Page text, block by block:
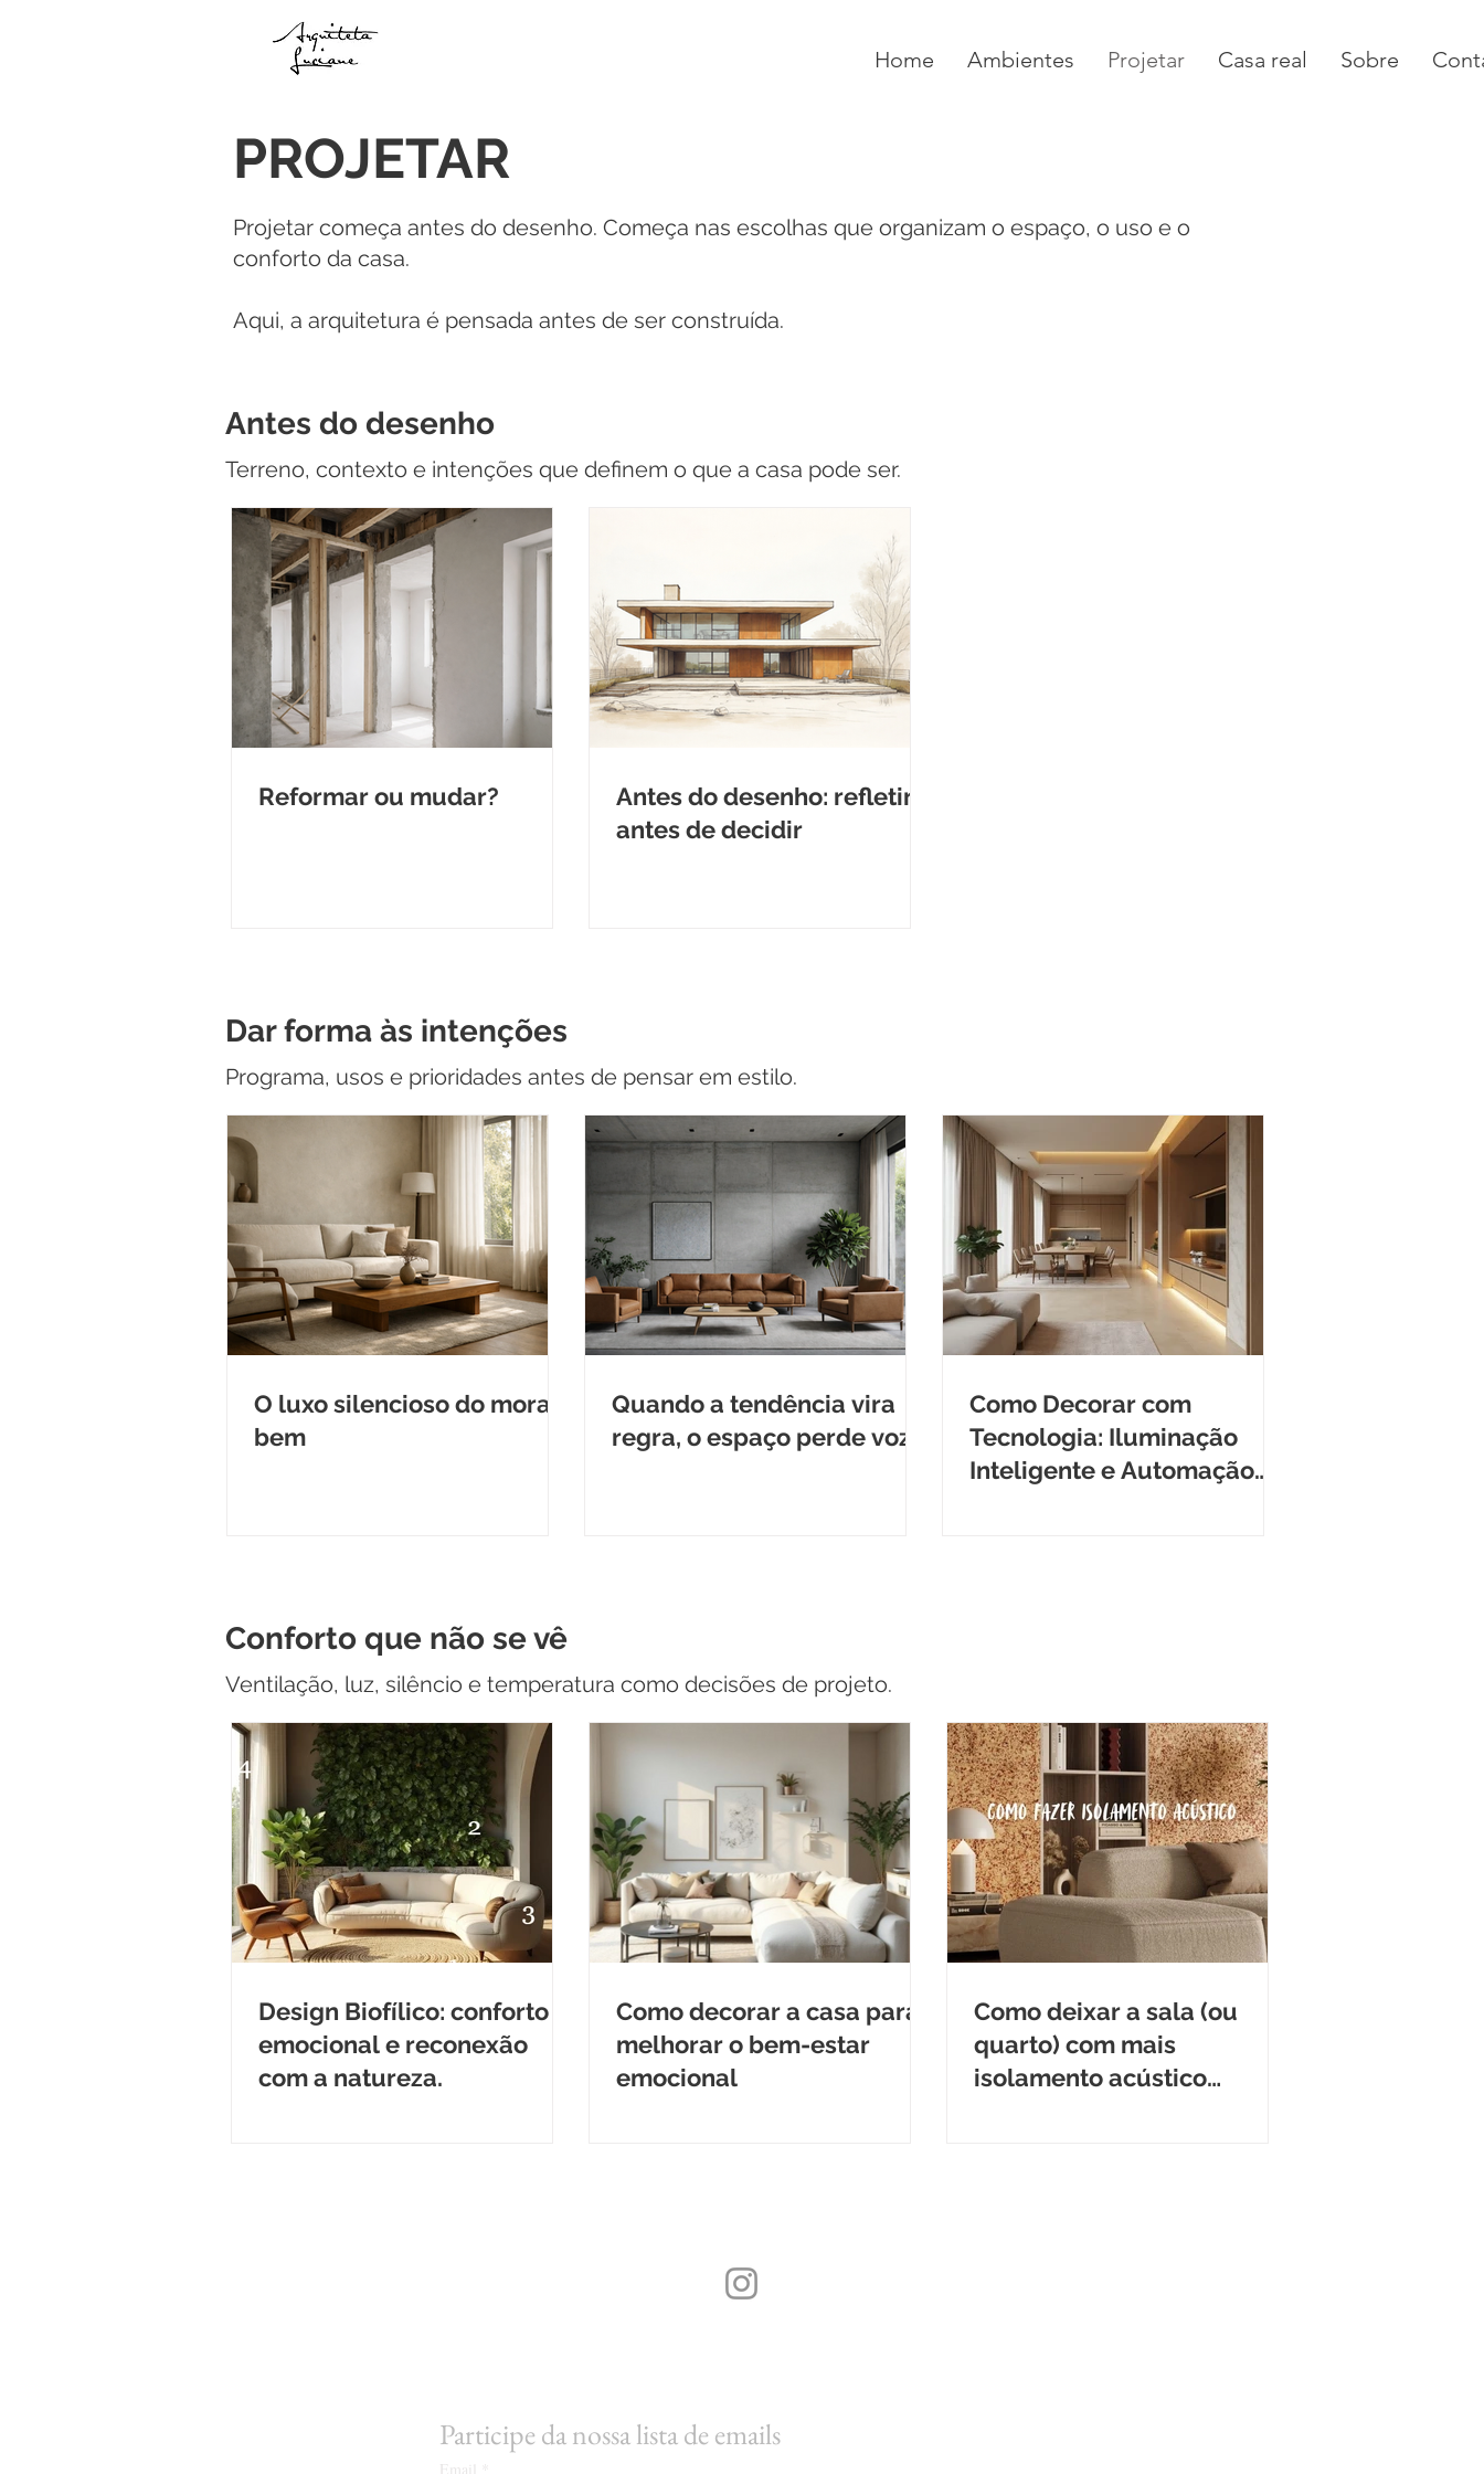
Home Ambientes Projetar Casa real Sobre
PROJETAR
Projetar começa antes do desenho. Começa nas escolhas que organizam o espaço, o uso e o
conforto da casa.
Aqui, a arquitetura é pensada antes de ser construída.
Antes do desenho
Terreno, contexto e intenções que definem o que a casa pode ser.
Reformar ou mudar?
Antes do desenho: refletir
antes de decidir
Dar forma às intenções
Programa, usos e prioridades antes de pensar em estilo.
O luxo silencioso do morar
bem
Quando a tendência vira
regra, o espaço perde voz
Como Decorar com
Tecnologia: Iluminação
Inteligente e Automação
Conforto que não se vê
Ventilação, luz, silêncio e temperatura como decisões de projeto.
Design Biofílico: conforto
emocional e reconexão
com a natureza.
Como decorar a casa para
melhorar o bem-estar
emocional
Como deixar a sala (ou
quarto) com mais
isolamento acústico
Participe da nossa lista de emails
Email